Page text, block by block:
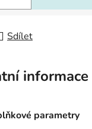
Sdílet
informace
parametry